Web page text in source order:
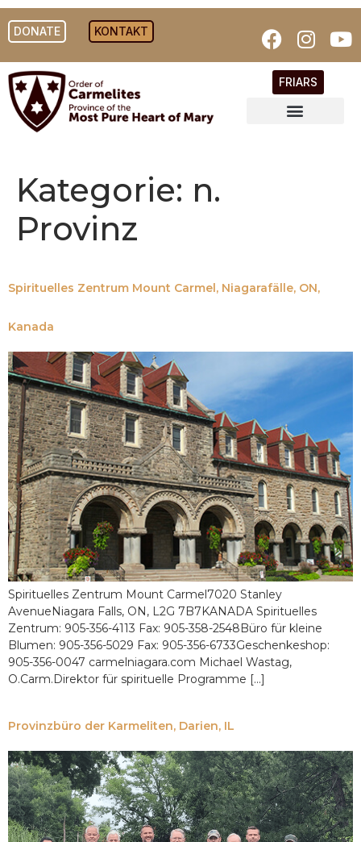
DONATE KONTAKT
FRIARS
Kategorie: n.
Provinz
Spirituelles Zentrum Mount Carmel, Niagarafälle, ON,
Kanada
Spirituelles Zentrum Mount Carmel7020 Stanley
AvenueNiagara Falls, ON, L2G 7B7KANADA Spirituelles
Zentrum: 905-356-4113 Fax: 905-358-2548Büro für kleine
Blumen: 905-356-5029 Fax: 905-356-6733Geschenkeshop:
905-356-0047 carmelniagara.com Michael Wastag,
O.Carm.Direktor für spirituelle Programme [...]
Provinzbüro der Karmeliten, Darien, IL